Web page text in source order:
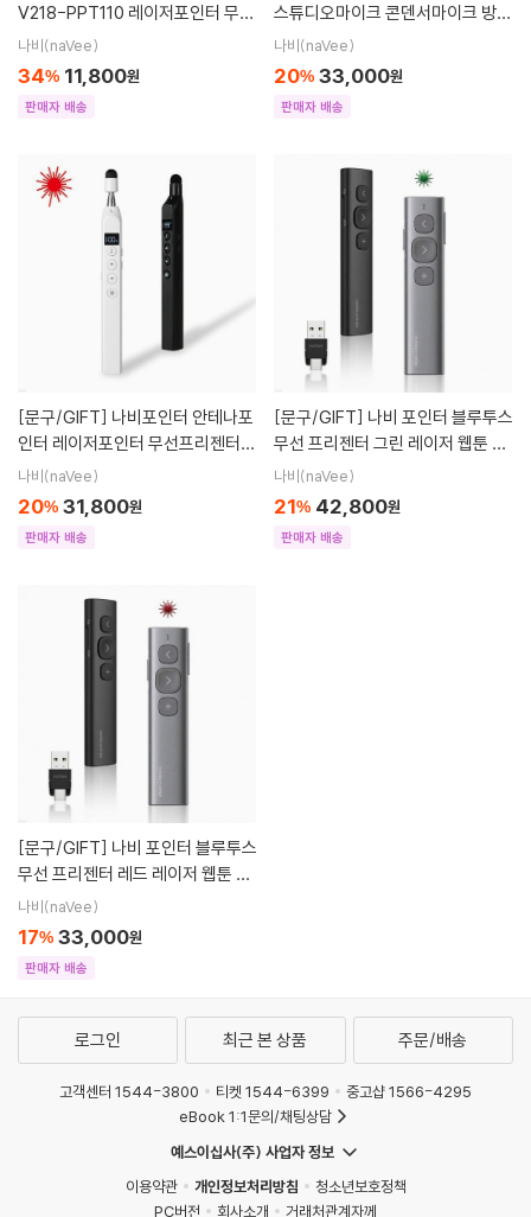
V218-PPT110 레이저포인터 무선
프리젠터
나비(naVee)
34% 11,800원
판매자 배송
스튜디오마이크 콘덴서마이크 방송
마이크
나비(naVee)
20% 33,000원
판매자 배송
[문구/GIFT]
인터 레이저포인터 무선프리젠터
스타일러스펜 지시봉 NV222-AP
T100
나비(naVee)
20% 31,800원
판매자 배송
[문구/GIFT]
무선 프리젠터 그린 레이저 웹툰 이
북 리모컨 NV204-BPT250
나비(naVee)
21% 42,800원
판매자 배송
[문구/GIFT]
무선 프리젠터 레드 레이저 웹툰 이
북 리모컨 NV203-BPT200
나비(naVee)
17% 33,000원
판매자 배송
로그인 최근 본 상품 주문/배송
고객센터 1544-3800 티켓 1544-6399
중고샵 1566-4295
eBook 1:1문의/채팅상담
예스이십사(주) 사업자 정보
이용약관
개인정보처리방침
청소년보호정책
PC버전
회사소개 거래처관계자께